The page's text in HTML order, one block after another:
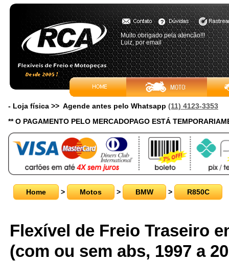
Muito obrigado pela atencão!!!
Luiz, por email
- Loja física >> Agende antes pelo Whatsapp (11) 4123-3353
** O PAGAMENTO PELO MERCADOPAGO ESTÁ
Home > Motos > BMW > R850C
Flexível de Freio Traseiro
(com ou sem abs, 1997 a